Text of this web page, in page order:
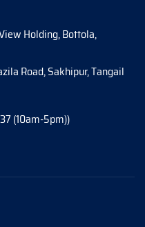
Holding, Bottola,
Road, Sakhipur, Tangail
(10am-5pm))